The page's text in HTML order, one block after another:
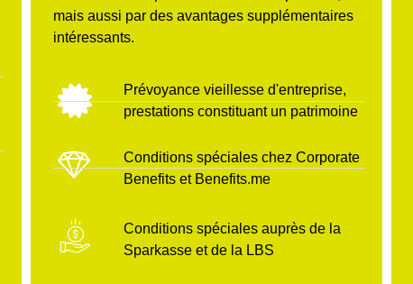
mais aussi par des avantages supplémentaires
intéressants.
Prévoyance vieillesse d'entreprise,
prestations constituant un patrimoine
Conditions spéciales chez Corporate
Benefits et Benefits.me
Conditions spéciales auprès de la
Sparkasse et de la LBS